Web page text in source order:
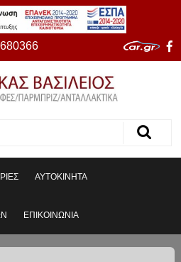
ΑΥΤΟΚΙΝΗΤΑ
ΕΠΙΚΟΙΝΩΝΙΑ